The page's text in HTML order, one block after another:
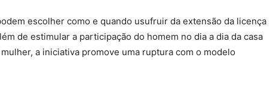
escolher como e quando usufruir da extensão da licença
de estimular a participação do homem no dia a dia da casa
a iniciativa promove uma ruptura com o modelo